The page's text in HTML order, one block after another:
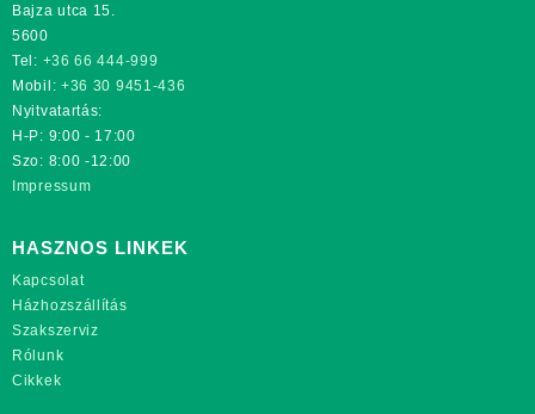
Bajza utca 15.
5600
Tel: +36 66 444-999
Mobil: +36 30 9451-436
Nyitvatartás:
H-P: 9:00 - 17:00
Szo: 8:00 -12:00
Impressum
HASZNOS LINKEK
Kapcsolat
Házhozszállítás
Szakszerviz
Rólunk
Cikkek